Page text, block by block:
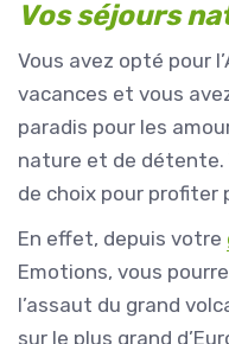
Vos séjours
Vous avez opté pour
vacances et vous
paradis pour les
nature et de détente.
de choix pour profiter
En effet, depuis votre
Emotions, vous
l’assaut du grand
sur le plus grand